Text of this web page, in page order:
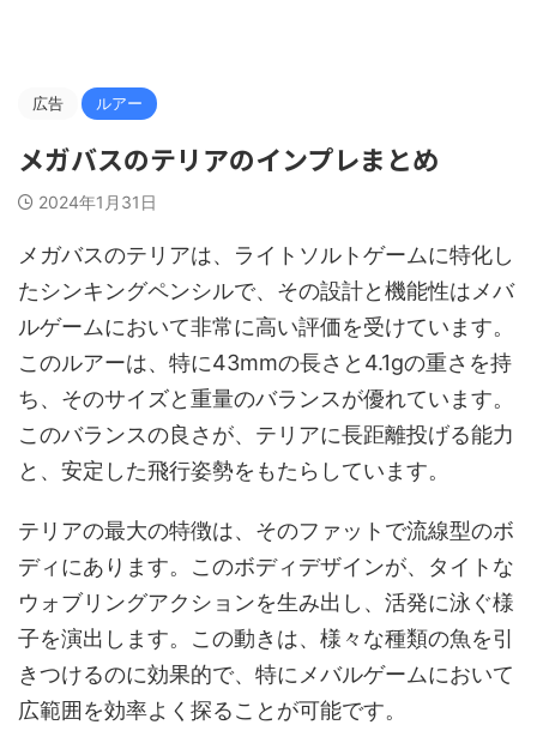
広告 ルアー
メガバスのテリアのインプレまとめ
2024年1月31日
メガバスのテリアは、ライトソルトゲームに特化し
たシンキングペンシルで、その設計と機能性はメバ
ルゲームにおいて非常に高い評価を受けています。
このルアーは、特に43mmの長さと4.1gの重さを持
ち、そのサイズと重量のバランスが優れています。
このバランスの良さが、テリアに長距離投げる能力
と、安定した飛行姿勢をもたらしています。
テリアの最大の特徴は、そのファットで流線型のボ
ディにあります。このボディデザインが、タイトな
ウォブリングアクションを生み出し、活発に泳ぐ様
子を演出します。この動きは、様々な種類の魚を引
きつけるのに効果的で、特にメバルゲームにおいて
広範囲を効率よく探ることが可能です。